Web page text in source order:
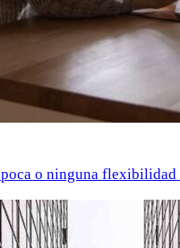
o ninguna flexibilidad